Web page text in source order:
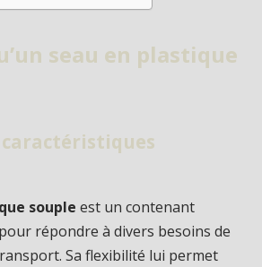
seau en plastique
souple est un contenant
répondre à divers besoins de
Sa flexibilité lui permet